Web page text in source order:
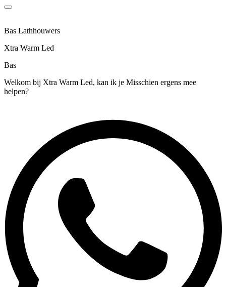
Bas Lathhouwers
Xtra Warm Led
Bas
Welkom bij Xtra Warm Led, kan ik je Misschien ergens mee
helpen?